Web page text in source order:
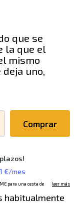
que se
la que el
mismo
uno,
Comprar
habitualmente